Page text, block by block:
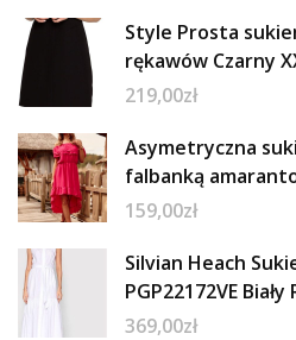
Style Prosta
rękawów Czarny
219,00zł
Asymetryczna
falbanką
159,00zł
Silvian Heach
PGP22172VE
369,00zł